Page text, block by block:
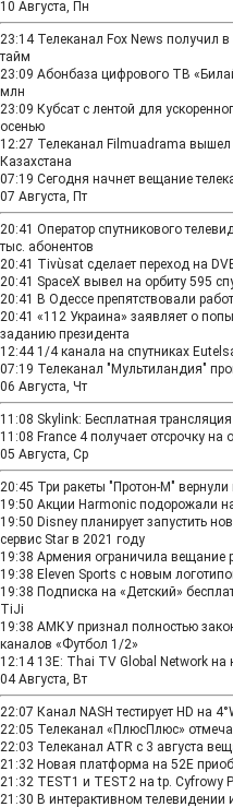
10 Августа, Пн
23:14 Телеканал Fox News получил
тайм
23:09 Абонбаза цифрового ТВ
млн
23:09 Кубсат с лентой для
осенью
12:27 Телеканал Filmuadrama вышел
Казахстана
07:19 Сегодня начнет вещание
07 Августа, Пт
20:41 Оператор спутникового
тыс. абонентов
20:41 Tivùsat сделает переход на
20:41 SpaceX вывел на орбиту 595
20:41 В Одессе препятствовали
20:41 «112 Украина» заявляет о
заданию президента
12:44 1/4 канала на спутниках
07:19 Телеканал "Мультиландия"
06 Августа, Чт
11:08 Skylink: Бесплатная
11:08 France 4 получает отсрочку на
05 Августа, Ср
20:45 Три ракеты "Протон-М"
19:50 Акции Harmonic подорожали
19:50 Disney планирует запустить
сервис Star в 2021 году
19:38 Армения ограничила вещание
19:38 Eleven Sports с новым
19:38 Подписка на «Детский»
TiJi
19:38 АМКУ признал полностью
каналов «Футбол 1/2»
12:14 13E: Thai TV Global Network на
04 Августа, Вт
22:07 Канал NASH тестирует HD на
22:05 Телеканал «ПлюсПлюс»
22:03 Телеканал ATR с 3 августа
21:32 Новая платформа на 52E
21:32 TEST1 и TEST2 на tp. Cyfrowy
21:30 В интерактивном